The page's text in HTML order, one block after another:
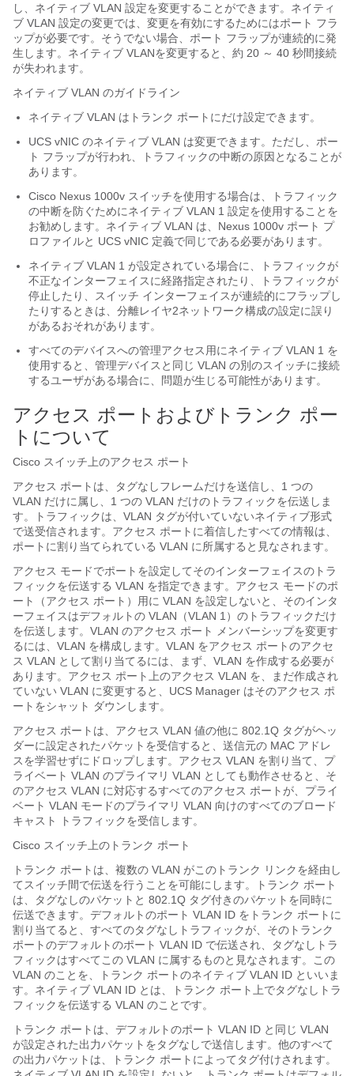
し、ネイティブ VLAN 設定を変更することができます。ネイティ
ブ VLAN 設定の変更では、変更を有効にするためにはポート フラ
ップが必要です。そうでない場合、ポート フラップが連続的に発
生します。ネイティブ VLANを変更すると、約 20 ～ 40 秒間接続
が失われます。
ネイティブ VLAN のガイドライン
ネイティブ VLAN はトランク ポートにだけ設定できます。
UCS vNIC のネイティブ VLAN は変更できます。ただし、ポー
ト フラップが行われ、トラフィックの中断の原因となることが
あります。
Cisco Nexus 1000v スイッチを使用する場合は、トラフィック
の中断を防ぐためにネイティブ VLAN 1 設定を使用することを
お勧めします。ネイティブ VLAN は、Nexus 1000v ポート プ
ロファイルと UCS vNIC 定義で同じである必要があります。
ネイティブ VLAN 1 が設定されている場合に、トラフィックが
不正なインターフェイスに経路指定されたり、トラフィックが
停止したり、スイッチ インターフェイスが連続的にフラップし
たりするときは、分離レイヤ2ネットワーク構成の設定に誤り
があるおそれがあります。
すべてのデバイスへの管理アクセス用にネイティブ VLAN 1 を
使用すると、管理デバイスと同じ VLAN の別のスイッチに接続
するユーザがある場合に、問題が生じる可能性があります。
アクセス ポートおよびトランク ポー
トについて
Cisco スイッチ上のアクセス ポート
アクセス ポートは、タグなしフレームだけを送信し、1 つの
VLAN だけに属し、1 つの VLAN だけのトラフィックを伝送しま
す。トラフィックは、VLAN タグが付いていないネイティブ形式
で送受信されます。アクセス ポートに着信したすべての情報は、
ポートに割り当てられている VLAN に所属すると見なされます。
アクセス モードでポートを設定してそのインターフェイスのトラ
フィックを伝送する VLAN を指定できます。アクセス モードのポ
ート（アクセス ポート）用に VLAN を設定しないと、そのインタ
ーフェイスはデフォルトの VLAN（VLAN 1）のトラフィックだけ
を伝送します。VLAN のアクセス ポート メンバーシップを変更す
るには、VLAN を構成します。VLAN をアクセス ポートのアクセ
ス VLAN として割り当てるには、まず、VLAN を作成する必要が
あります。アクセス ポート上のアクセス VLAN を、まだ作成され
ていない VLAN に変更すると、UCS Manager はそのアクセス ポ
ートをシャット ダウンします。
アクセス ポートは、アクセス VLAN 値の他に 802.1Q タグがヘッ
ダーに設定されたパケットを受信すると、送信元の MAC アドレ
スを学習せずにドロップします。アクセス VLAN を割り当て、プ
ライベート VLAN のプライマリ VLAN としても動作させると、そ
のアクセス VLAN に対応するすべてのアクセス ポートが、プライ
ベート VLAN モードのプライマリ VLAN 向けのすべてのブロード
キャスト トラフィックを受信します。
Cisco スイッチ上のトランク ポート
トランク ポートは、複数の VLAN がこのトランク リンクを経由し
てスイッチ間で伝送を行うことを可能にします。トランク ポート
は、タグなしのパケットと 802.1Q タグ付きのパケットを同時に
伝送できます。デフォルトのポート VLAN ID をトランク ポートに
割り当てると、すべてのタグなしトラフィックが、そのトランク
ポートのデフォルトのポート VLAN ID で伝送され、タグなしトラ
フィックはすべてこの VLAN に属するものと見なされます。この
VLAN のことを、トランク ポートのネイティブ VLAN ID といいま
す。ネイティブ VLAN ID とは、トランク ポート上でタグなしトラ
フィックを伝送する VLAN のことです。
トランク ポートは、デフォルトのポート VLAN ID と同じ VLAN
が設定された出力パケットをタグなしで送信します。他のすべて
の出力パケットは、トランク ポートによってタグ付けされます。